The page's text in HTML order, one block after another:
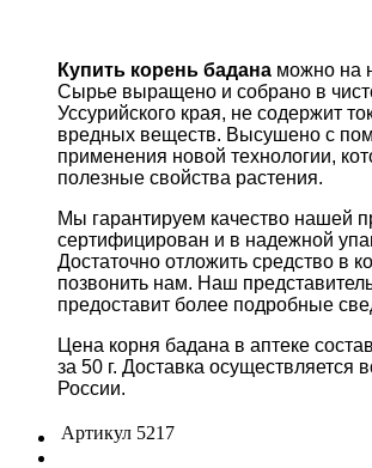
Купить корень бадана можно на
Сырье выращено и собрано в
Уссурийского края, не содержит
вредных веществ. Высушено с
применения новой технологии,
полезные свойства растения.
Мы гарантируем качество нашей
сертифицирован и в надежной
Достаточно отложить средство в
позвонить нам. Наш
предоставит более подробные
Цена корня бадана в аптеке
за 50 г. Доставка осуществляется
России.
Артикул 5217